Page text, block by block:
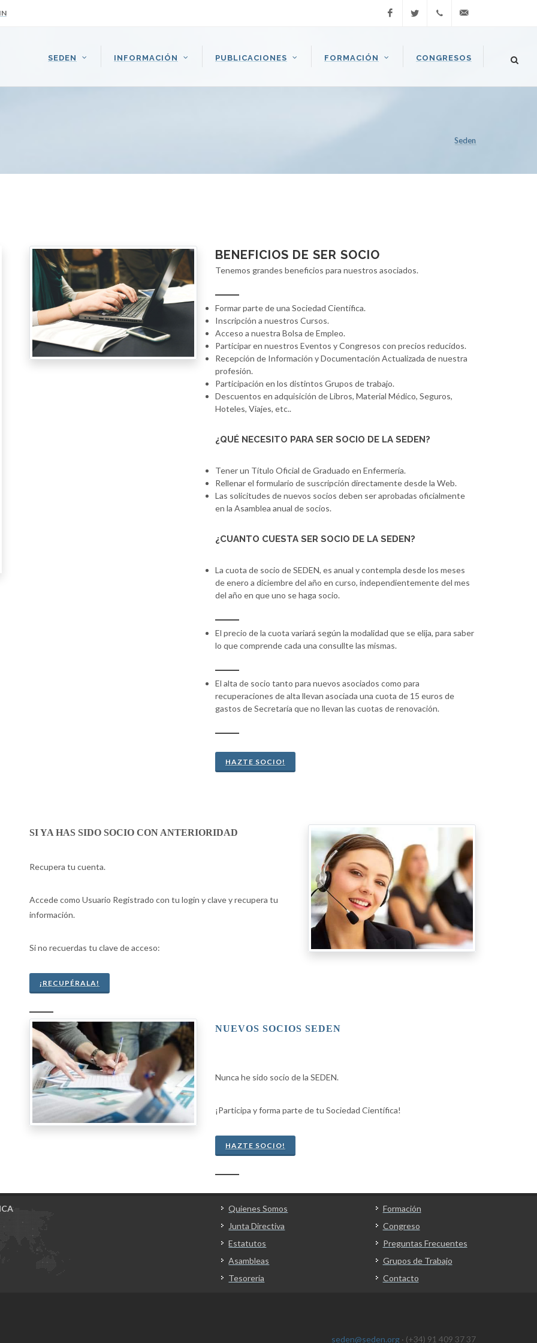
SEDEN INFORMACIÓN PUBLICACIONES FORMACIÓN CONGRESOS
Seden
BENEFICIOS DE SER SOCIO
Tenemos grandes beneficios para nuestros asociados.
Formar parte de una Sociedad Científica.
Inscripción a nuestros Cursos.
Acceso a nuestra Bolsa de Empleo.
Participar en nuestros Eventos y Congresos con precios reducidos.
Recepción de Información y Documentación Actualizada de nuestra
profesión.
Participación en los distintos Grupos de trabajo.
Descuentos en adquisición de Libros, Material Médico, Seguros,
Hoteles, Viajes, etc..
¿QUÉ NECESITO PARA SER SOCIO DE LA SEDEN?
Tener un Título Oficial de Graduado en Enfermería.
Rellenar el formulario de suscripción directamente desde la Web.
Las solicitudes de nuevos socios deben ser aprobadas oficialmente
en la Asamblea anual de socios.
¿CUANTO CUESTA SER SOCIO DE LA SEDEN?
La cuota de socio de SEDEN, es anual y contempla desde los meses
de enero a diciembre del año en curso, independientemente del mes
del año en que uno se haga socio.
El precio de la cuota variará según la modalidad que se elija, para saber
lo que comprende cada una consullte las mismas.
El alta de socio tanto para nuevos asociados como para
recuperaciones de alta llevan asociada una cuota de 15 euros de
gastos de Secretaría que no llevan las cuotas de renovación.
HAZTE SOCIO!
SI YA HAS SIDO SOCIO CON ANTERIORIDAD
Recupera tu cuenta.
Accede como Usuario Registrado con tu login y clave y recupera tu
información.
Si no recuerdas tu clave de acceso:
¡RECUPÉRALA!
NUEVOS SOCIOS SEDEN
Nunca he sido socio de la SEDEN.
¡Participa y forma parte de tu Sociedad Científica!
HAZTE SOCIO!
Quienes Somos
Junta Directiva
Estatutos
Asambleas
Tesoreria
Formación
Congreso
Preguntas Frecuentes
Grupos de Trabajo
Contacto
seden@seden.org · (+34) 91 409 37 37